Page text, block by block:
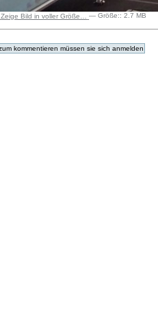
Zeige Bild in voller Größe… —Größe::2.7 MB